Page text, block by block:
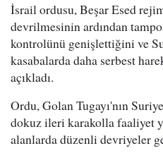
İsrail ordusu, Beşar Esed
devrilmesinin ardından
kontrolünü genişlettiğini ve
kasabalarda daha serbest
açıkladı.
Ordu, Golan Tugayı'nın
dokuz ileri karakolla faaliyet
alanlarda düzenli devriyeler